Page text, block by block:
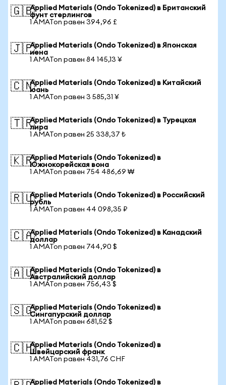
🇬🇧Applied Materials (Ondo Tokenized) в Британский
фунт стерлингов
1 AMATon равен 394,96 £
🇯🇵Applied Materials (Ondo Tokenized) в Японская
иена
1 AMATon равен 84 145,13 ¥
🇨🇳Applied Materials (Ondo Tokenized) в Китайский
юань
1 AMATon равен 3 585,31 ¥
🇹🇷Applied Materials (Ondo Tokenized) в Турецкая
лира
1 AMATon равен 25 338,37 ₺
🇰🇷Applied Materials (Ondo Tokenized) в
Южнокорейская вона
1 AMATon равен 754 486,69 ₩
🇷🇺Applied Materials (Ondo Tokenized) в Российский
рубль
1 AMATon равен 44 098,35 ₽
🇨🇦Applied Materials (Ondo Tokenized) в Канадский
доллар
1 AMATon равен 744,90 $
🇦🇺Applied Materials (Ondo Tokenized) в
Австралийский доллар
1 AMATon равен 756,43 $
🇸🇬Applied Materials (Ondo Tokenized) в
Сингапурский доллар
1 AMATon равен 681,52 $
🇨🇭Applied Materials (Ondo Tokenized) в
Швейцарский франк
1 AMATon равен 431,76 CHF
Applied Materials (Ondo Tokenized) в